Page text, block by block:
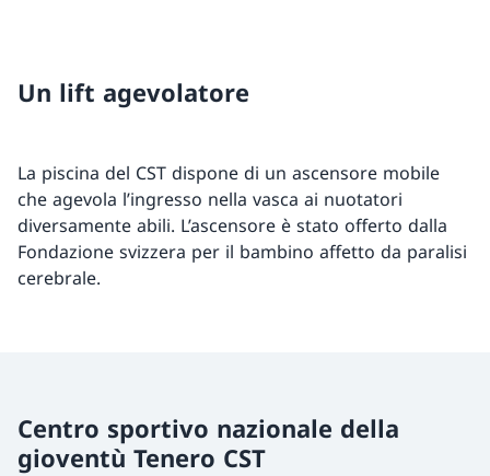
Un lift agevolatore
La piscina del CST dispone di un ascensore mobile
che agevola l’ingresso nella vasca ai nuotatori
diversamente abili. L’ascensore è stato offerto dalla
Fondazione svizzera per il bambino affetto da paralisi
cerebrale.
Centro sportivo nazionale della
gioventù Tenero CST